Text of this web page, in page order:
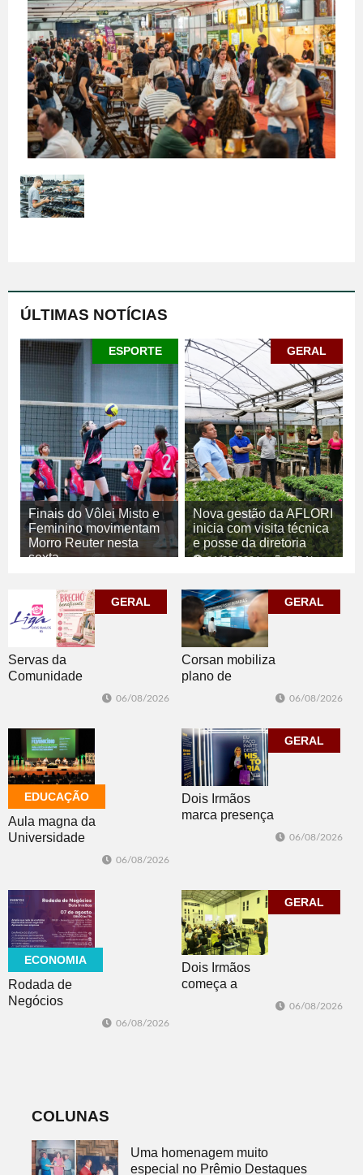
ÚLTIMAS NOTÍCIAS
ESPORTE
Finais do Vôlei Misto e
Feminino movimentam
Morro Reuter nesta
sexta
ESPORTE
GERAL
Nova gestão da AFLORI
inicia com visita técnica
e posse da diretoria
06/08/2026 GERAL
GERAL
Servas da
Comunidade
06/08/2026
GERAL
Corsan mobiliza
plano de
temporais no RS
06/08/2026
EDUCAÇÃO
Aula magna da
Universidade
acadêmica em
debate sobre o
feminicídio
06/08/2026
GERAL
Dois Irmãos
marca presença
06/08/2026
ECONOMIA
Rodada de
Negócios
06/08/2026
GERAL
Dois Irmãos
começa a
06/08/2026
COLUNAS
Uma homenagem muito
especial no Prêmio Destaques